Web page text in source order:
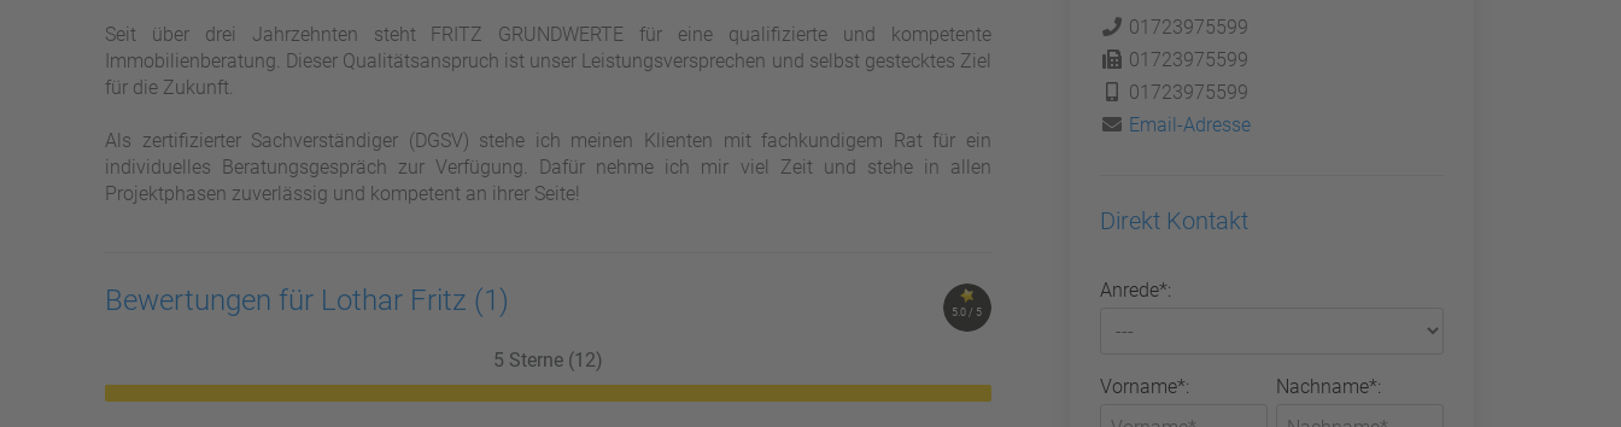
Seit über drei Jahrzehnten steht FRITZ GRUNDWERTE für eine qualifizierte und kompetente
Immobilienberatung. Dieser Qualitätsanspruch ist unser Leistungsversprechen und selbst gestecktes Ziel
für die Zukunft.
Als zertifizierter Sachverständiger (DGSV) stehe ich meinen Klienten mit fachkundigem Rat für ein
individuelles Beratungsgespräch zur Verfügung. Dafür nehme ich mir viel Zeit und stehe in allen
Projektphasen zuverlässig und kompetent an ihrer Seite!
5.0 / 5
Bewertungen für Lothar Fritz (1)
5 Sterne (12)
01723975599
01723975599
01723975599
Email-Adresse
Direkt Kontakt
Anrede*:
Vorname*: Nachname*: